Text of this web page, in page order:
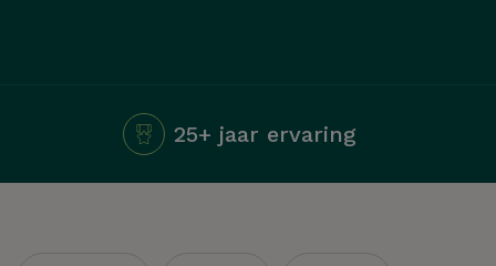
25+ jaar ervaring